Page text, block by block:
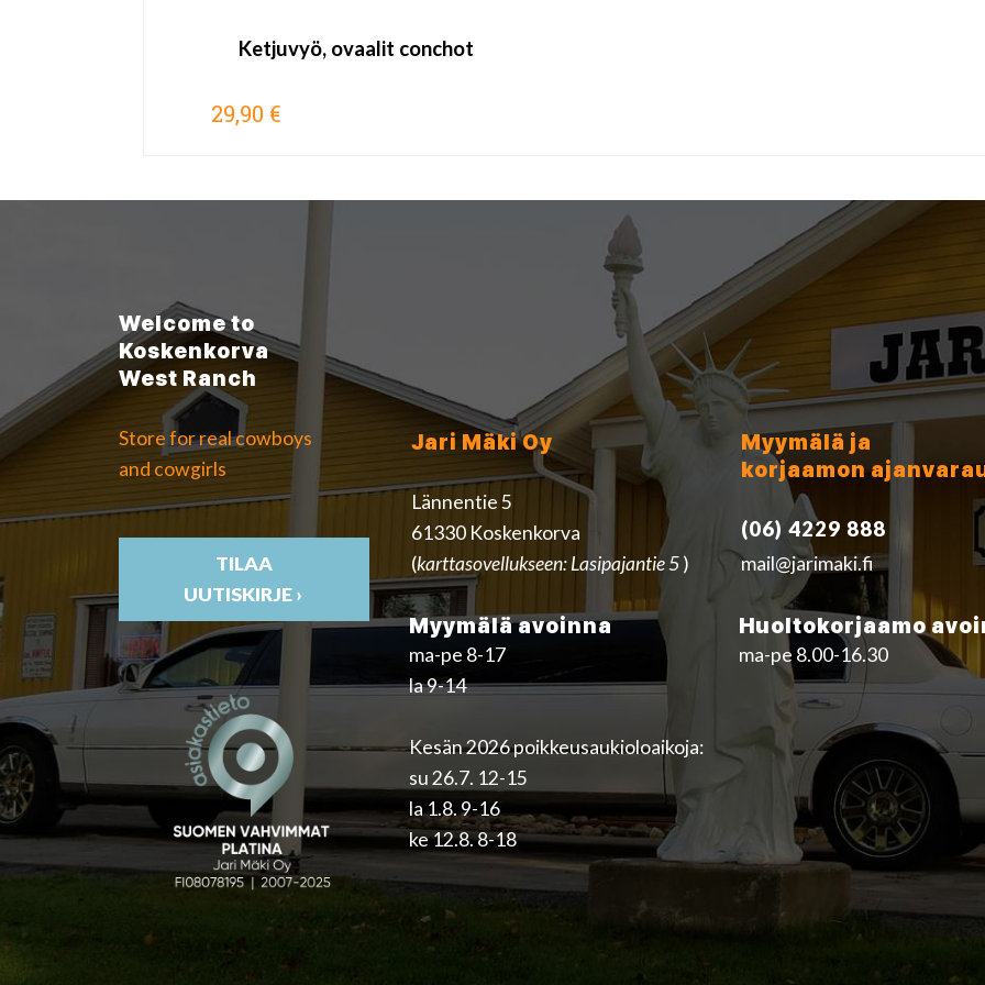
Ketjuvyö, ovaalit conchot
29,90 €
Welcome to
Koskenkorva
West Ranch
Store for real cowboys
and cowgirls
TILAA
UUTISKIRJE ›
Jari Mäki Oy
Lännentie 5
61330 Koskenkorva
(karttasovellukseen: Lasipajantie 5)
Myymälä ja
korjaamon
(06) 4229 888
mail@jarimaki.fi
Myymälä avoinna
ma-pe 8-17
la 9-14
Kesän 2026 poikkeusaukioloaikoja:
su 26.7. 12-15
la 1.8. 9-16
ke 12.8. 8-18
Huoltokorjaamo
ma-pe 8.00-16.30